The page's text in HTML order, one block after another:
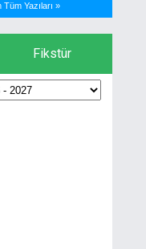
Tüm Yazıları »
Fikstür